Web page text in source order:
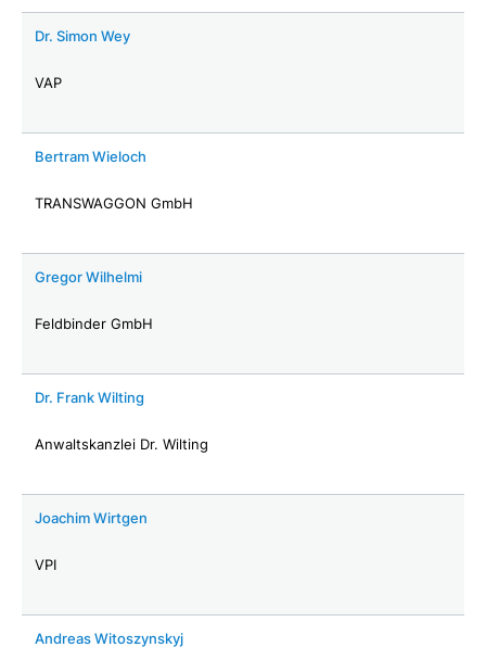
Dr. Simon Wey
VAP
Bertram Wieloch
TRANSWAGGON GmbH
Gregor Wilhelmi
Feldbinder GmbH
Dr. Frank Wilting
Anwaltskanzlei Dr. Wilting
Joachim Wirtgen
VPI
Andreas Witoszynskyj